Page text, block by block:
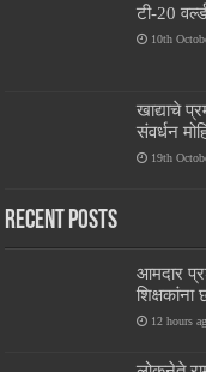
टी-20
10th
खाद्याचे
संवर्धन
19th
Recent Posts
आमदार
शिक्षकांना
12 hours